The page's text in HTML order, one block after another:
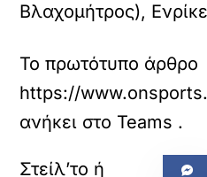
Βλαχομήτρος),
Το πρωτότυπο άρθρο
https://
ανήκει στο Teams .